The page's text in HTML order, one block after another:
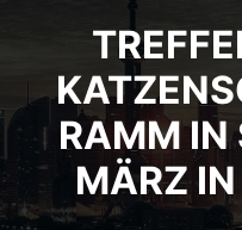
RAMM IN
MÄRZ